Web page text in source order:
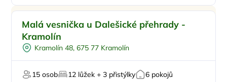
Pro skupiny
U vody
Pro rybáře
Firemní akce/teambuilding
Malá vesnička u Dalešické přehrady -
Kramolín
Kramolín 48, 675 77 Kramolín
15 osob 12 lůžek + 3 přistýlky 6 pokojů